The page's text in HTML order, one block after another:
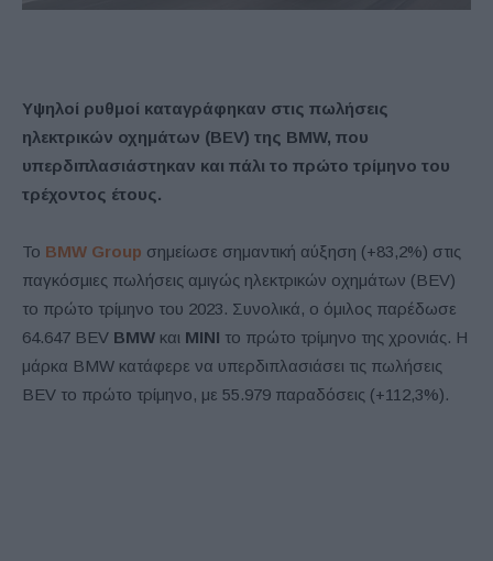
Υψηλοί ρυθμοί καταγράφηκαν στις πωλήσεις
ηλεκτρικών οχημάτων (BEV) της BMW, που
υπερδιπλασιάστηκαν και πάλι το πρώτο τρίμηνο του
τρέχοντος έτους.
Το BMW Group σημείωσε σημαντική αύξηση (+83,2%) στις
παγκόσμιες πωλήσεις αμιγώς ηλεκτρικών οχημάτων (BEV)
το πρώτο τρίμηνο του 2023. Συνολικά, ο όμιλος παρέδωσε
64.647 BEV BMW και MINI το πρώτο τρίμηνο της χρονιάς. Η
μάρκα BMW κατάφερε να υπερδιπλασιάσει τις πωλήσεις
BEV το πρώτο τρίμηνο, με 55.979 παραδόσεις (+112,3%).